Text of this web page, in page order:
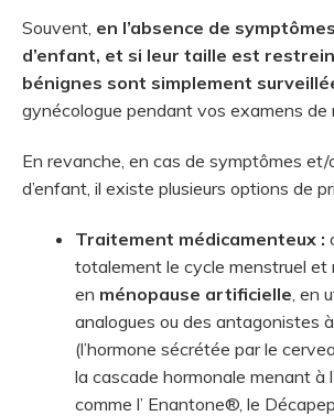
Souvent, en l’absence de
d’enfant, et si leur taille est
bénignes sont simplement
gynécologue pendant vos examens de
En revanche, en cas de symptômes et/
d’enfant, il existe plusieurs options de
Traitement médicamenteux :
totalement le cycle menstruel et
en ménopause artificielle , en
analogues ou des antagonistes
(l’hormone sécrétée par le
la cascade hormonale menant à
comme l’ Enantone®, le